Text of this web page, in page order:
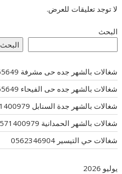
لا توجد تعليقات للعرض.
البحث
البحث
شغالات بالشهر جده حى مشرفة 0577265649
شغالات بالشهر جده حى الفيحاء 0577265649
شغالات بالشهر جدة السنابل 0571400979
شغالات بالشهر الحمدانية 0571400979
شغالات حي التيسير 0562346904
يوليو 2026